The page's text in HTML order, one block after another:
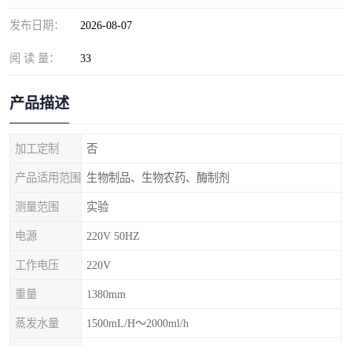
发布日期： 2026-08-07
阅 读 量： 33
产品描述
加工定制 否
产品适用范围 生物制品、生物农药、酶制剂
测量范围 实验
电源 220V 50HZ
工作电压 220V
重量 1380mm
蒸发水量 1500mL/H～2000ml/h